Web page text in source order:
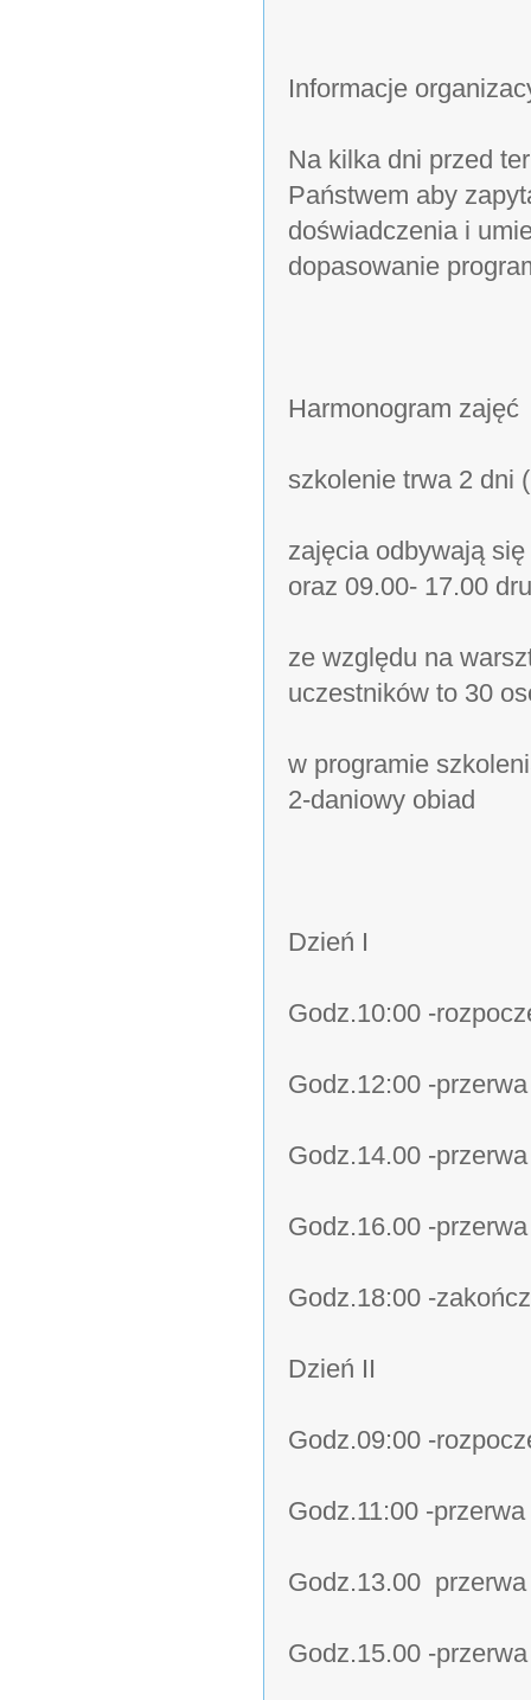
Informacje
Na kilka dni przed
Państwem aby
doświadczenia i
dopasowanie
Harmonogram zajęć
szkolenie trwa 2 dni
zajęcia odbywają
oraz 09.00- 17.00
ze względu na
uczestników to 30
w programie
2-daniowy obiad
Dzień I
Godz.10:00 -
Godz.12:00 -
Godz.14.00 -
Godz.16.00 -
Godz.18:00 -
Dzień II
Godz.09:00 -
Godz.11:00 -
Godz.13.00 
Godz.15.00 -